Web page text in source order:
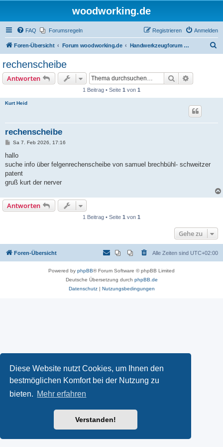
Diese Website nutzt Cookies, um Ihnen den
bestmöglichen Komfort bei der Nutzung zu
bieten. Mehr erfahren
Verstanden!
woodworking.de
FAQ Forumsregeln Anmelden
Registrieren
Foren-Übersicht Forum woodworking.de Handwerkzeugforum - das leise Forum
rechenscheibe
Antworten Suche
1 Beitrag • Seite 1 von 1
Kurt Heid
rechenscheibe
B
i
r
a
Sa 7. Feb 2026, 17:16
hallo
suche info über felgenrechenscheibe von samuel brechbühl- schweitzer
patent
gruß kurt der nerver
Antworten
1 Beitrag • Seite 1 von 1
Gehe zu
Foren-Übersicht Alle Zeiten sind UTC+02:00
Powered by phpBB® Forum Software © phpBB Limited
Deutsche Übersetzung durch phpBB.de
Datenschutz| Nutzungsbedingungen